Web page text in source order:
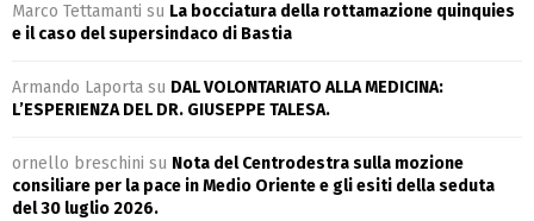
Marco Tettamanti su La bocciatura della rottamazione quinquies
e il caso del supersindaco di Bastia
Armando Laporta su DAL VOLONTARIATO ALLA MEDICINA:
L’ESPERIENZA DEL DR. GIUSEPPE TALESA.
ornello breschini su Nota del Centrodestra sulla mozione
consiliare per la pace in Medio Oriente e gli esiti della seduta
del 30 luglio 2026.